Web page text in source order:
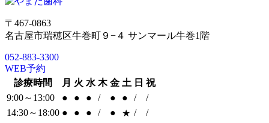
〒467-0863
名古屋市瑞穂区牛巻町９−４ サンマール牛巻1階
052-883-3300
WEB予約
診療時間
月 火 水 木 金 土 日 祝
9:00～13:00
● ● ● / ● ● /
/
14:30～18:00 ● ● ● / ● ★ / /